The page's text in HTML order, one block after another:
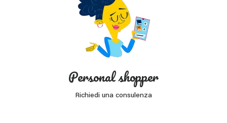
Personal shopper
Richiedi una consulenza